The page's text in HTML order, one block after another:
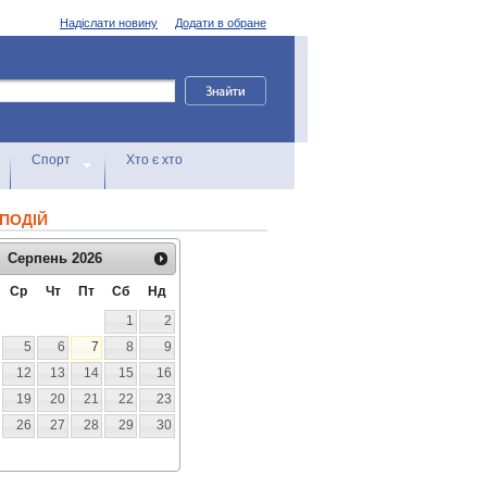
Додати в обране
Надіслати новину
Спорт Хто є хто
Серпень 2026
Ср Чт Пт Сб
Нд
1
2
5 6 7 8
9
12 13 14 15
16
19 20 21 22
23
26 27 28 29
30